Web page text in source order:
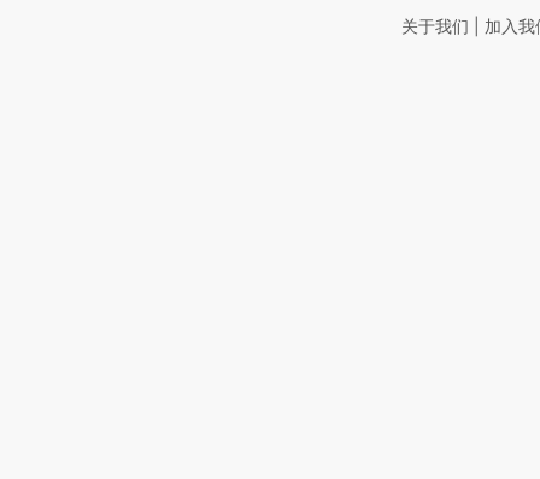
关于我们 加入我